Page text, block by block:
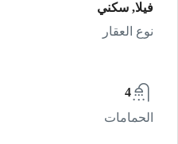
فيلا, سكني
نوع العقار
4
الحمامات